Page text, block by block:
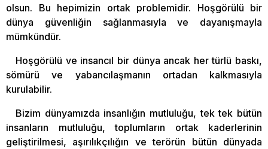
olsun. Bu hepimizin ortak problemidir. Hoşgörülü bir
dünya güvenliğin sağlanmasıyla ve dayanışmayla
mümkündür.
Hoşgörülü ve insancıl bir dünya ancak her türlü baskı,
sömürü ve yabancılaşmanın ortadan kalkmasıyla
kurulabilir.
Bizim dünyamızda insanlığın mutluluğu, tek tek bütün
insanların mutluluğu, toplumların ortak kaderlerinin
geliştirilmesi, aşırılıkçılığın ve terörün bütün dünyada